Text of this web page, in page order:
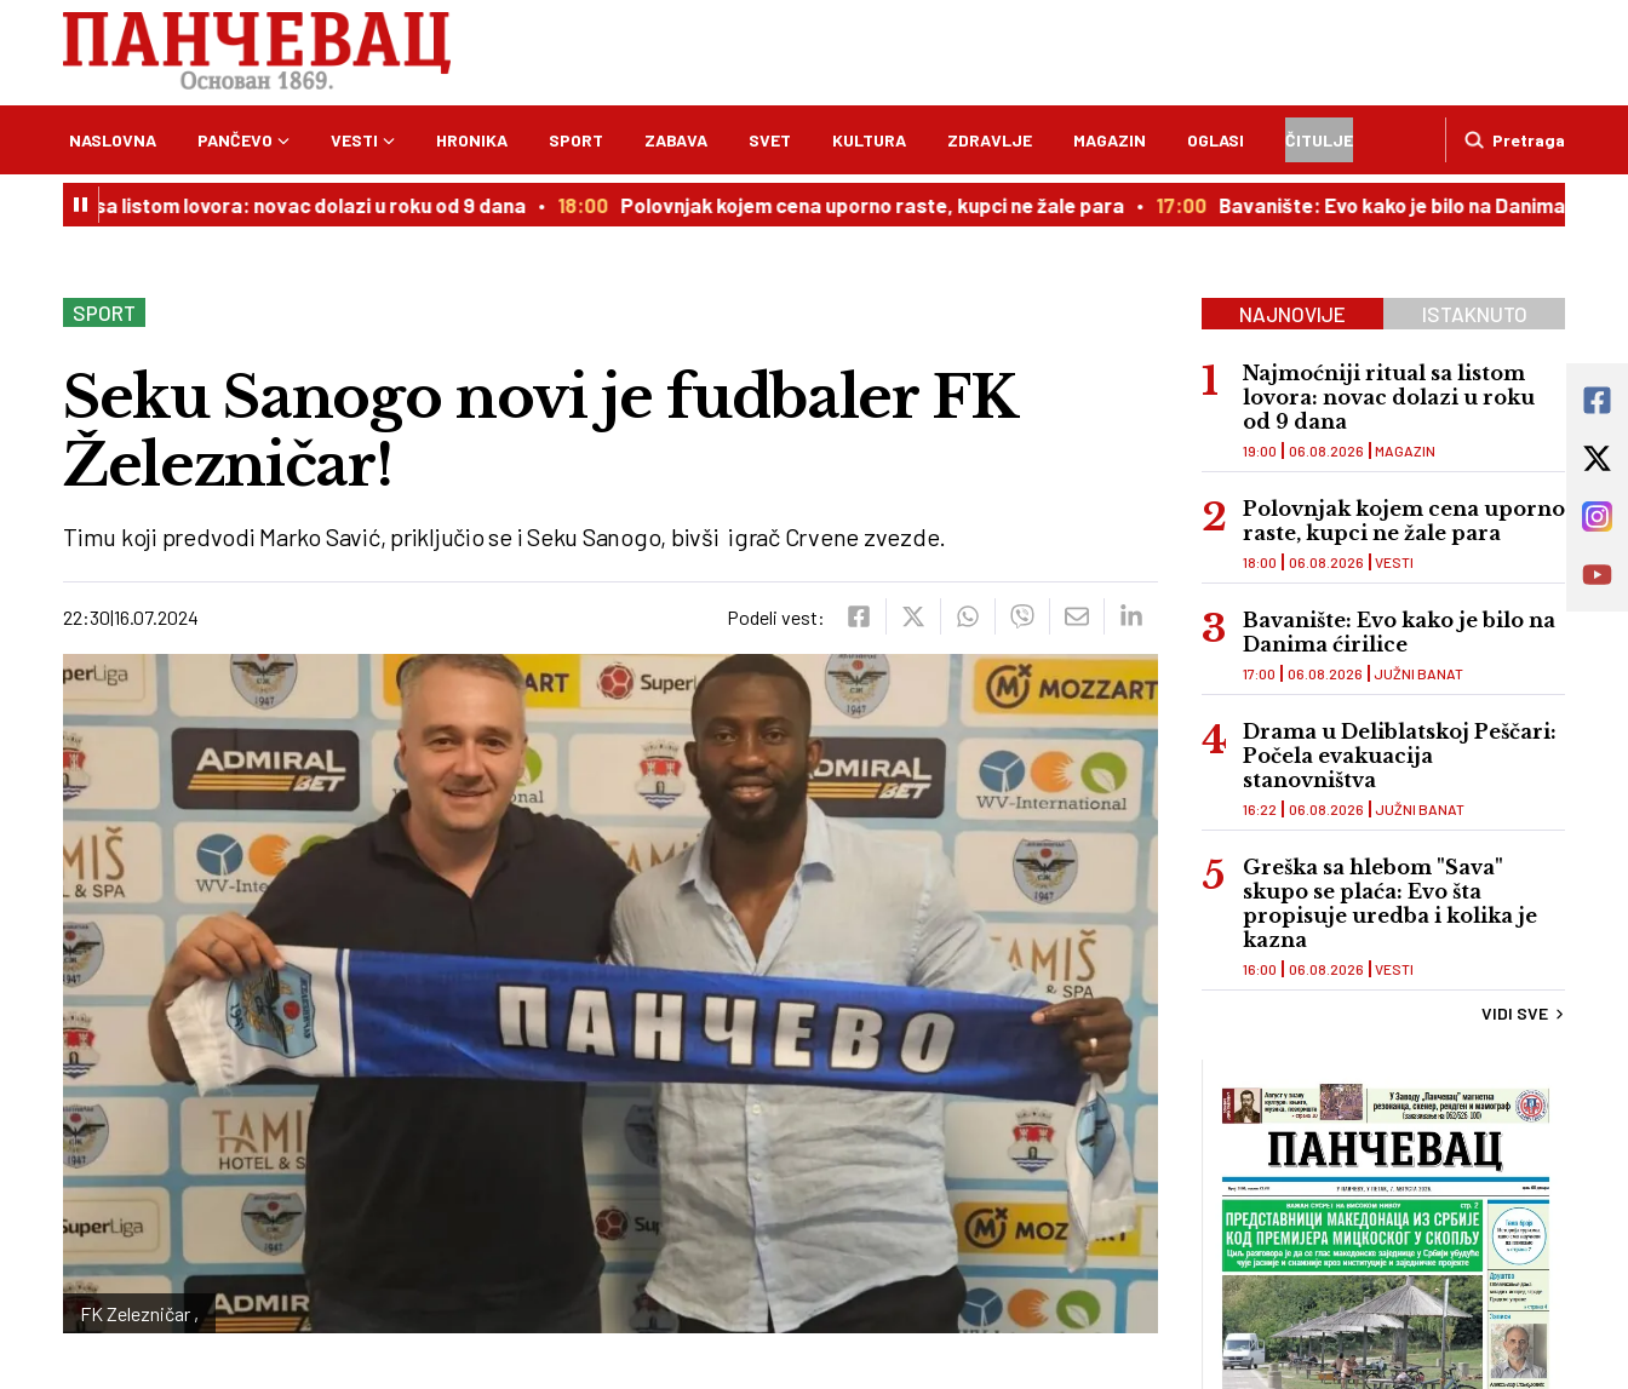
Pretraga
NASLOVNA PANČEVO VESTI HRONIKA SPORT ZABAVA SVET KULTURA ZDRAVLJE MAGAZIN OGLASI ČITULJE
sa listom lovora: novac dolazi u roku od 9 dana 18:00 Polovnjak kojem cena uporno raste, kupci ne žale para 17:00 Bavanište: Evo kako je bilo na Danima ćirilice
SPORT
Seku Sanogo novi je fudbaler FK
Železničar!
Timu koji predvodi Marko Savić, priključio se i Seku Sanogo, bivši igrač Crvene zvezde.
22:30 16.07.2024 Podeli vest:
FK Zelezničar ,
NAJNOVIJE ISTAKNUTO
Najmoćniji ritual sa listom
lovora: novac dolazi u roku
od 9 dana
MAGAZIN
19:00 06.08.2026
Polovnjak kojem cena uporno
raste, kupci ne žale para
VESTI
18:00 06.08.2026
Bavanište: Evo kako je bilo na
Danima ćirilice
JUŽNI BANAT
17:00 06.08.2026
Drama u Deliblatskoj Peščari:
Počela evakuacija
stanovništva
JUŽNI BANAT
16:22 06.08.2026
Greška sa hlebom "Sava"
skupo se plaća: Evo šta
propisuje uredba i kolika je
kazna
VESTI
16:00 06.08.2026
VIDI SVE